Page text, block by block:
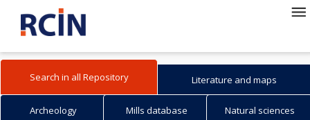
Search in all Repository Literature and maps
Archeology Mills database Natural sciences